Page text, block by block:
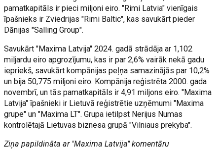
pamatkapitāls ir pieci miljoni eiro. "Rimi Latvia" vienīgais
īpašnieks ir Zviedrijas "Rimi Baltic", kas savukārt pieder
Dānijas "Salling Group".
Savukārt "Maxima Latvija" 2024. gadā strādāja ar 1,102
miljardu eiro apgrozījumu, kas ir par 2,6% vairāk nekā gadu
iepriekš, savukārt kompānijas peļņa samazinājās par 10,2%
un bija 50,775 miljoni eiro. Kompānija reģistrēta 2000. gada
novembrī, un tās pamatkapitāls ir 4,91 miljons eiro. "Maxima
Latvija" īpašnieki ir Lietuvā reģistrētie uzņēmumi "Maxima
grupe" un "Maxima LT". Grupa ietilpst Nerijus Numas
kontrolētajā Lietuvas biznesa grupā "Vilniaus prekyba".
Ziņa papildināta ar "Maxima Latvija" komentāru